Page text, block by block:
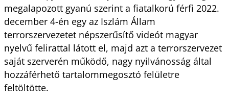
megalapozott gyanú szerint a fiatalkorú férfi 2022.
december 4-én egy az Iszlám Állam
terrorszervezetet népszerűsítő videót magyar
nyelvű felirattal látott el, majd azt a terrorszervezet
saját szerverén működő, nagy nyilvánosság által
hozzáférhető tartalommegosztó felületre
feltöltötte.